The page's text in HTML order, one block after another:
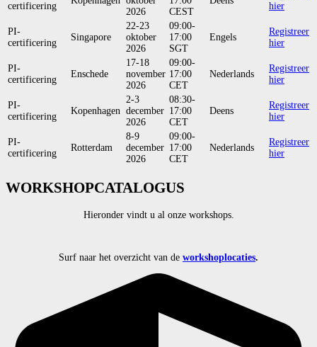
certificering
2026
CEST
hier
PI-
certificering
Singapore
22-23
oktober
2026
09:00-
17:00
SGT
Engels
Registreer
hier
PI-
certificering
Enschede
17-18
november
2026
09:00-
17:00
CET
Nederlands
Registreer
hier
PI-
certificering
Kopenhagen
2-3
december
2026
08:30-
17:00
CET
Deens
Registreer
hier
PI-
certificering
Rotterdam
8-9
december
2026
09:00-
17:00
CET
Nederlands
Registreer
hier
WORKSHOPCATALOGUS
Hieronder vindt u al onze workshops.
Surf naar het overzicht van de workshoplocaties.